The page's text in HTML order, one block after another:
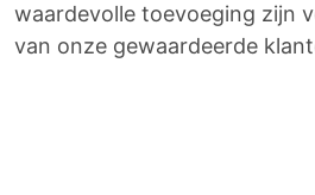
waardevolle toevoeging zijn
van onze gewaardeerde